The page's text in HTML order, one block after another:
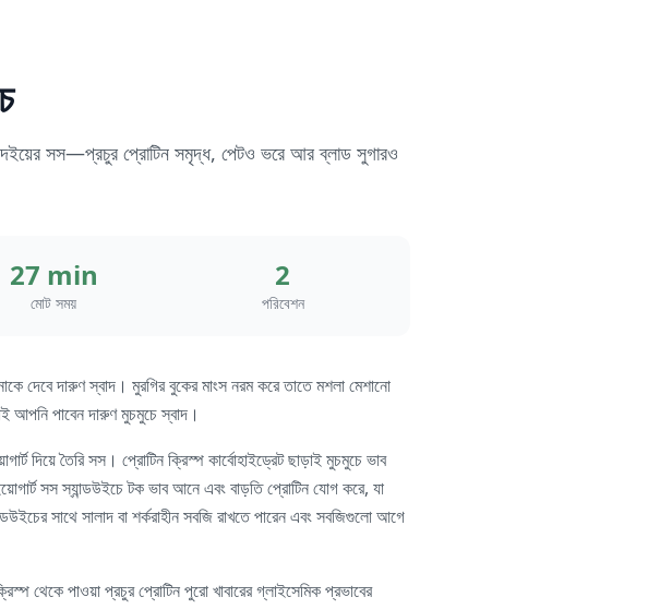
দইয়ের সস—প্রচুর প্রোটিন সমৃদ্ধ, পেটও ভরে আর ব্লাড সুগারও
27 min
মোট সময়
2
পরিবেশন
দেবে দারুণ স্বাদ। মুরগির বুকের মাংস নরম করে তাতে মশলা মেশানো
আপনি পাবেন দারুণ মুচমুচে স্বাদ।
দিয়ে তৈরি সস। প্রোটিন ক্রিস্প কার্বোহাইড্রেট ছাড়াই মুচমুচে ভাব
সস স্যান্ডউইচে টক ভাব আনে এবং বাড়তি প্রোটিন যোগ করে, যা
সাথে সালাদ বা শর্করাহীন সবজি রাখতে পারেন এবং সবজিগুলো আগে
থেকে পাওয়া প্রচুর প্রোটিন পুরো খাবারের গ্লাইসেমিক প্রভাবের